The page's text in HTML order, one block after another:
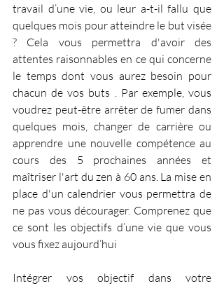
travail d’une vie, ou leur a-t-il fallu que
quelques mois pour atteindre le but visée
? Cela vous permettra d'avoir des
attentes raisonnables en ce qui concerne
le temps dont vous aurez besoin pour
chacun de vos buts . Par exemple, vous
voudrez peut-être arrêter de fumer dans
quelques mois, changer de carrière ou
apprendre une nouvelle compétence au
cours des 5 prochaines années et
maîtriser l'art du zen à 60 ans. La mise en
place d'un calendrier vous permettra de
ne pas vous décourager. Comprenez que
ce sont les objectifs d’une vie que vous
vous fixez aujourd’hui
Intégrer vos objectif dans votre